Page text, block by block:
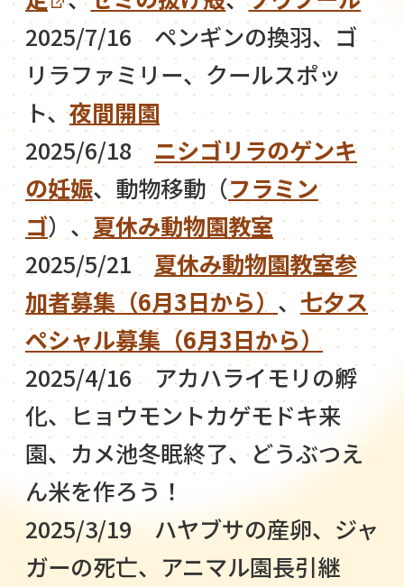
2025/7/16 ペンギンの換羽、ゴ
リラファミリー、クールスポッ
ト、夜間開園
2025/6/18 ニシゴリラのゲンキ
の妊娠、動物移動（フラミン
ゴ）、 夏休み動物園教室
2025/5/21 夏休み動物園教室参
加者募集（6月3日から） 、 七夕ス
ペシャル募集（6月3日から）
2025/4/16 アカハライモリの孵
化、ヒョウモントカゲモドキ来
園、カメ池冬眠終了、どうぶつえ
ん米を作ろう！
2025/3/19 ハヤブサの産卵、ジャ
ガーの死亡、アニマル園長引継